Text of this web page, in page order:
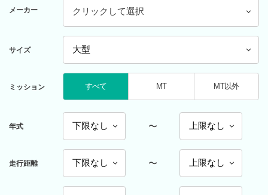
メーカー クリックして選択
サイズ
ミッション すべて MT MT以外
年式 〜
走行距離 〜